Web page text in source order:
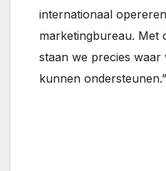
internationaal
marketingbureau. Met
staan we precies waar
kunnen ondersteunen.”